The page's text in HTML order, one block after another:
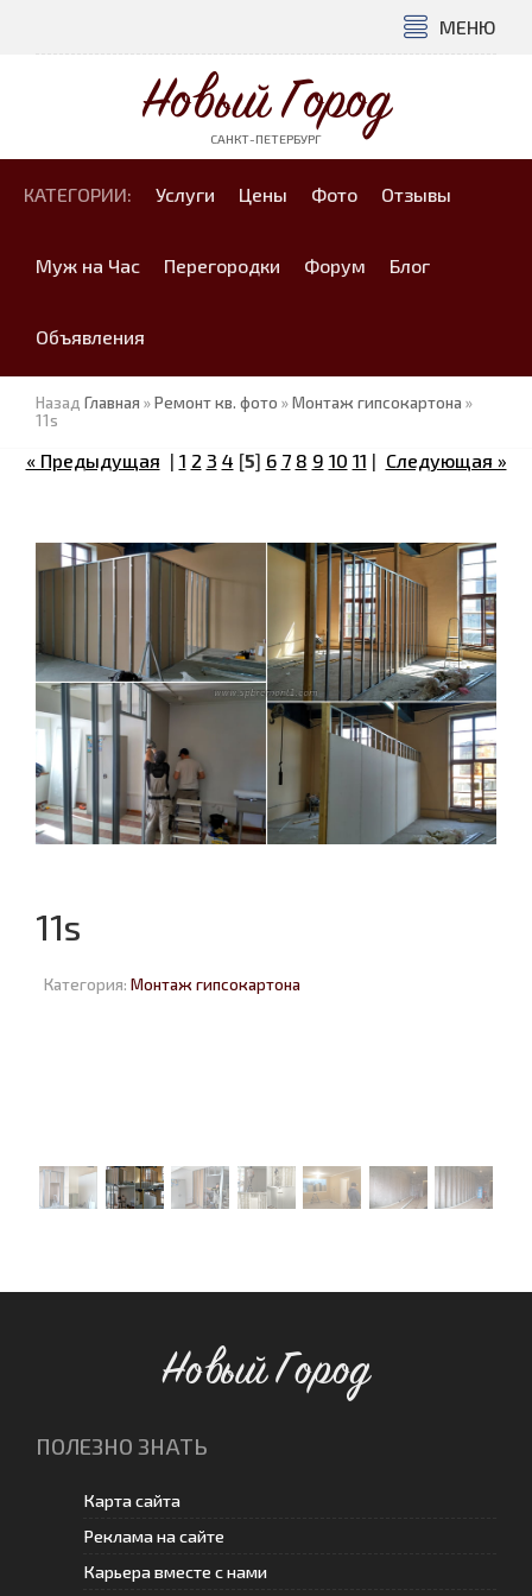
МЕНЮ
Новый Город
САНКТ-ПЕТЕРБУРГ
КАТЕГОРИИ: Услуги Цены Фото Отзывы
Муж на Час Перегородки Форум Блог
Объявления
Назад Главная »Ремонт кв. фото »Монтаж гипсокартона »
11s
« Предыдущая | 1 2 3 4 [5] 6 7 8 9 10 11 | Следующая »
11s
Категория: Монтаж гипсокартона
Новый Город
ПОЛЕЗНО ЗНАТЬ
Карта сайта
Реклама на сайте
Карьера вместе с нами